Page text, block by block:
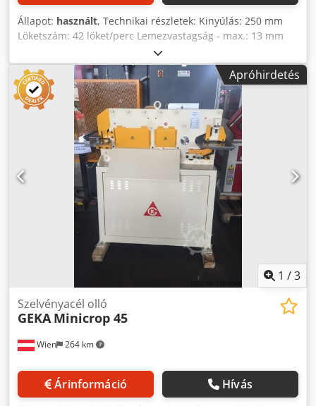
Állapot: használt, Technikai részletek: Kinyúlás: 250 mm
Löketszám: 42 löket/perc Lemezvastagság - max.: 13 mm
Köracél: 36 mm Négyzet alakú acél: 30 mm Szögacél: 100 x
10 mm 90°-os szögben Laposacél: 100 x 18 mm U-H
profilok: NP 10 Pengehossz: 230 mm Teljes
teljesítményigény: 2,5 kW Gép súlya kb.: 1,7 t Gép méretei
kb. HxSzxM: 2,1 x 1,0 x 1,6 m Alkalmazás: Nyírás - Bevágás -
Lyukasztás Bevágás: Anyagvastagság = 50 x 8 mm-es szög
és 50 x 50 x 8 mm-es téglalap Lyukasztás: max. 20: 15 mm,
torok 250 mm Lábpedál mindkét oldalon már nem
elérhető! Kiegészítők: Dedewp Edaspfx Anxskr különféle
matricák és különféle bélyegzők és kis bélyegzők (lásd a
Apróhirdetés
1 /3
Wien 264 km
Szelvényacél olló
GEKA Minicrop 45
Árinformáció Hívás